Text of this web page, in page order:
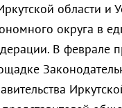
области и
округа в
В феврале